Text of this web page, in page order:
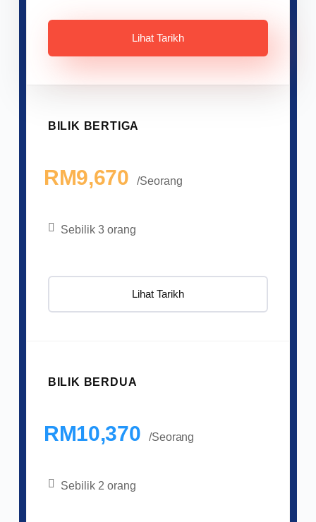
Lihat Tarikh
BILIK BERTIGA
RM9,670 /Seorang
Sebilik 3 orang
Lihat Tarikh
BILIK BERDUA
RM10,370 /Seorang
Sebilik 2 orang